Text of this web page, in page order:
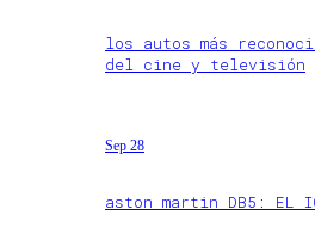
los autos más
del cine y televisión
Sep 28
aston martin DB5: EL